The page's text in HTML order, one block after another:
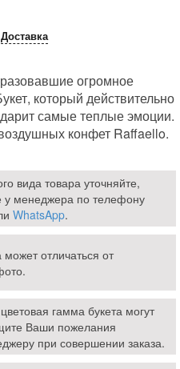
Доставка
огромное
который действительно
самые теплые эмоции.
конфет Raffaello.
вида товара уточняйте,
у менеджера по телефону
WhatsApp.
может отличаться от
гамма букета могут
Ваши пожелания
при совершении заказа.